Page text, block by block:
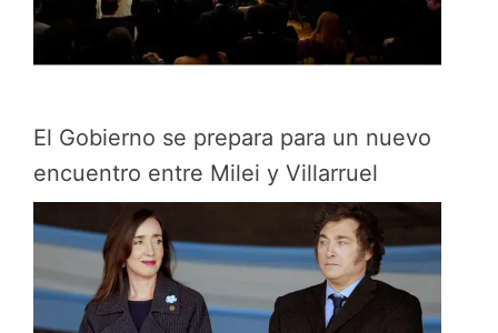
El Gobierno se prepara para un nuevo
encuentro entre Milei y Villarruel